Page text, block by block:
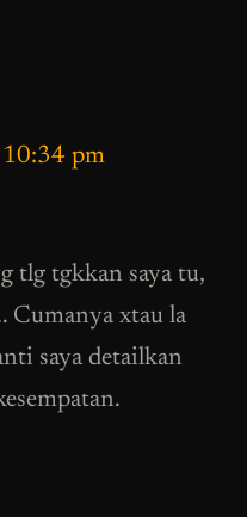
pm
tlg tgkkan saya tu,
Cumanya xtau la
saya detailkan